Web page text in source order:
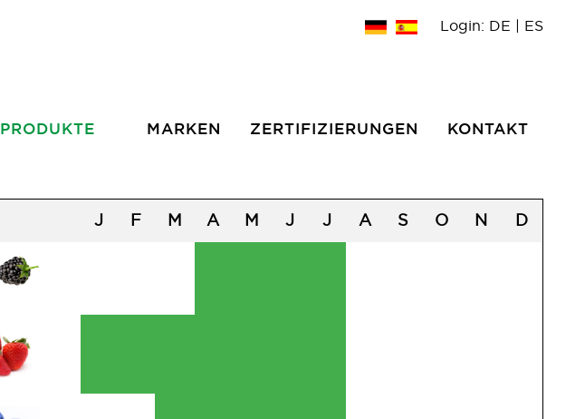
Login: DE | ES
PRODUKTE MARKEN ZERTIFIZIERUNGEN KONTAKT
J F M A M J J A S O N D